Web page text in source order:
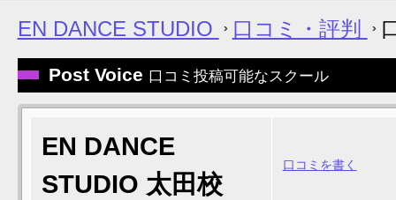
EN DANCE STUDIO 口コミ・評判
Post Voice 口コミ投稿可能なスクール
EN DANCE
STUDIO 太田校
口コミを書く